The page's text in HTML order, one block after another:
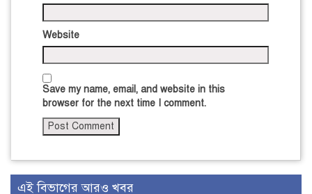
Website
Save my name, email, and website in this
browser for the next time I comment.
এই বিভাগের আরও খবর